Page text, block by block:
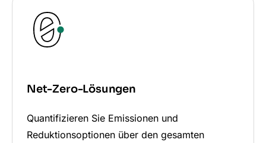
Net-Zero-Lösungen
Quantifizieren Sie Emissionen und
Reduktionsoptionen über den gesamten